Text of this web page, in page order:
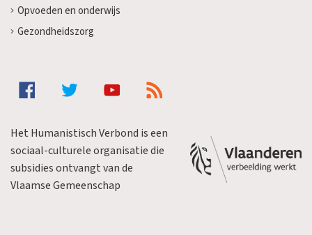
Opvoeden en onderwijs
Gezondheidszorg
Het Humanistisch Verbond is een
sociaal-culturele organisatie die
subsidies ontvangt van de
Vlaamse Gemeenschap